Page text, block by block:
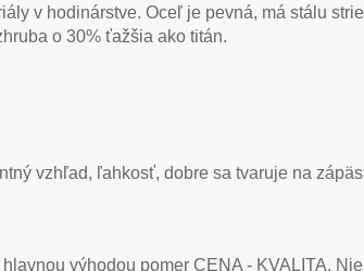
v hodinárstve. Oceľ je pevná, má stálu
o 30% ťažšia ako titán.
vzhľad, ľahkosť, dobre sa tvaruje na
výhodou pomer CENA - KVALITA.